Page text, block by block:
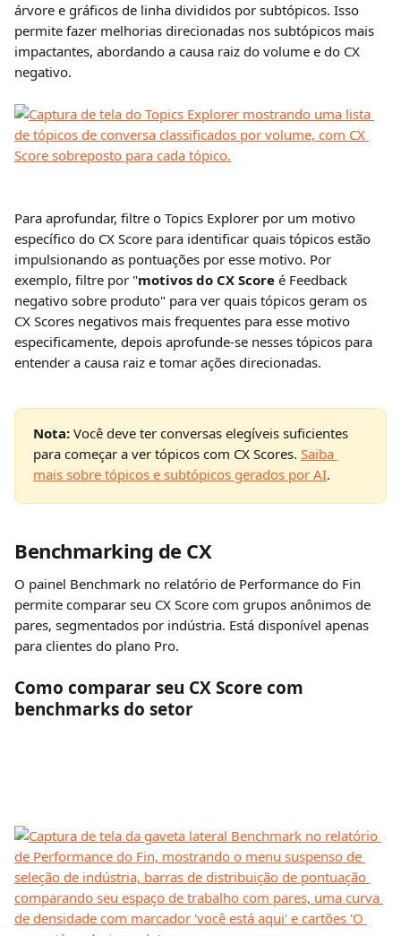
árvore e gráficos de linha divididos por subtópicos. Isso
permite fazer melhorias direcionadas nos subtópicos mais
impactantes, abordando a causa raiz do volume e do CX
negativo.
Para aprofundar, filtre o Topics Explorer por um motivo
específico do CX Score para identificar quais tópicos estão
impulsionando as pontuações por esse motivo. Por
exemplo, filtre por "motivos do CX Score é Feedback
negativo sobre produto" para ver quais tópicos geram os
CX Scores negativos mais frequentes para esse motivo
especificamente, depois aprofunde-se nesses tópicos para
entender a causa raiz e tomar ações direcionadas.
Nota: Você deve ter conversas elegíveis suficientes
para começar a ver tópicos com CX Scores. Saiba
mais sobre tópicos e subtópicos gerados por AI.
Benchmarking de CX
O painel Benchmark no relatório de Performance do Fin
permite comparar seu CX Score com grupos anônimos de
pares, segmentados por indústria. Está disponível apenas
para clientes do plano Pro.
Como comparar seu CX Score com
benchmarks do setor